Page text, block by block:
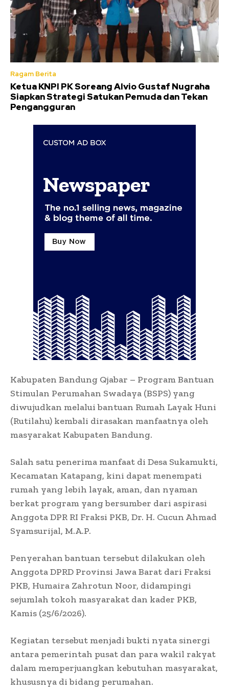
Ragam Berita
Ketua KNPI PK Soreang Alvio Gustaf Nugraha
Siapkan Strategi Satukan Pemuda dan Tekan
Pengangguran
Kabupaten Bandung Qjabar – Program Bantuan
Stimulan Perumahan Swadaya (BSPS) yang
diwujudkan melalui bantuan Rumah Layak Huni
(Rutilahu) kembali dirasakan manfaatnya oleh
masyarakat Kabupaten Bandung.
Salah satu penerima manfaat di Desa Sukamukti,
Kecamatan Katapang, kini dapat menempati
rumah yang lebih layak, aman, dan nyaman
berkat program yang bersumber dari aspirasi
Anggota DPR RI Fraksi PKB, Dr. H. Cucun Ahmad
Syamsurijal, M.A.P.
Penyerahan bantuan tersebut dilakukan oleh
Anggota DPRD Provinsi Jawa Barat dari Fraksi
PKB, Humaira Zahrotun Noor, didampingi
sejumlah tokoh masyarakat dan kader PKB,
Kamis (25/6/2026).
Kegiatan tersebut menjadi bukti nyata sinergi
antara pemerintah pusat dan para wakil rakyat
dalam memperjuangkan kebutuhan masyarakat,
khususnya di bidang perumahan.